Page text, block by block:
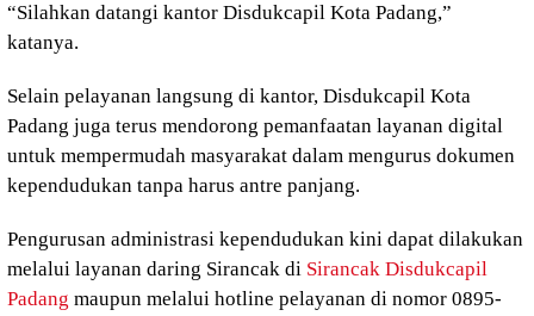
“Silahkan datangi kantor Disdukcapil Kota Padang,”
katanya.
Selain pelayanan langsung di kantor, Disdukcapil Kota
Padang juga terus mendorong pemanfaatan layanan digital
untuk mempermudah masyarakat dalam mengurus dokumen
kependudukan tanpa harus antre panjang.
Pengurusan administrasi kependudukan kini dapat dilakukan
melalui layanan daring Sirancak di Sirancak Disdukcapil
Padang maupun melalui hotline pelayanan di nomor 0895-